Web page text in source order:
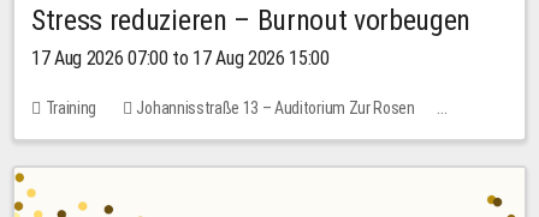
Stress reduzieren – Burnout vorbeugen
17 Aug 2026 07:00 to 17 Aug 2026 15:00
Training
Johannisstraße 13 – Auditorium Zur Rosen
1 place
10.00 EUR